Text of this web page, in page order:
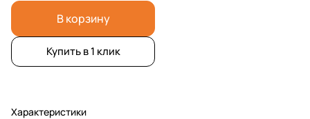
В корзину
Купить в 1 клик
Характеристики